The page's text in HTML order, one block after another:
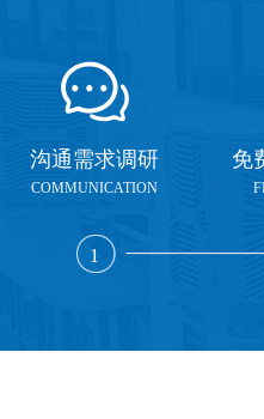
沟通需求调研
COMMUNICATION
1
免